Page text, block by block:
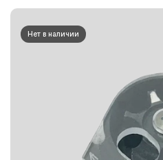
Нет в наличии